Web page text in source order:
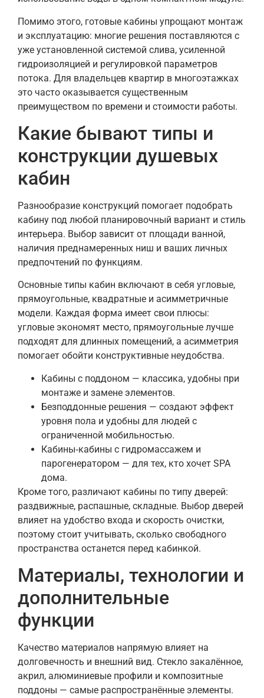
Помимо этого, готовые кабины упрощают монтаж
и эксплуатацию: многие решения поставляются с
уже установленной системой слива, усиленной
гидроизоляцией и регулировкой параметров
потока. Для владельцев квартир в многоэтажках
это часто оказывается существенным
преимуществом по времени и стоимости работы.
Какие бывают типы и
конструкции душевых
кабин
Разнообразие конструкций помогает подобрать
кабину под любой планировочный вариант и стиль
интерьера. Выбор зависит от площади ванной,
наличия преднамеренных ниш и ваших личных
предпочтений по функциям.
Основные типы кабин включают в себя угловые,
прямоугольные, квадратные и асимметричные
модели. Каждая форма имеет свои плюсы:
угловые экономят место, прямоугольные лучше
подходят для длинных помещений, а асимметрия
помогает обойти конструктивные неудобства.
Кабины с поддоном — классика, удобны при
монтаже и замене элементов.
Безподдонные решения — создают эффект
уровня пола и удобны для людей с
ограниченной мобильностью.
Кабины‑кабины с гидромассажем и
парогенератором — для тех, кто хочет SPA
дома.
Кроме того, различают кабины по типу дверей:
раздвижные, распашные, складные. Выбор дверей
влияет на удобство входа и скорость очистки,
поэтому стоит учитывать, сколько свободного
пространства останется перед кабинкой.
Материалы, технологии и
дополнительные
функции
Качество материалов напрямую влияет на
долговечность и внешний вид. Стекло закалённое,
акрил, алюминиевые профили и композитные
поддоны — самые распространённые элементы.